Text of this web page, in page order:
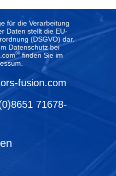
für die Verarbeitung
Daten stellt die EU-
(DSGVO) dar.
Datenschutz bei
®finden Sie im
fusion.com
71678-